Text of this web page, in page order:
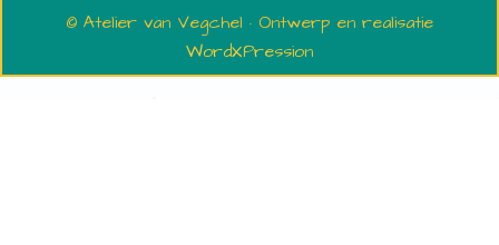
© Atelier van Vegchel · Ontwerp en realisatie
WordXPression